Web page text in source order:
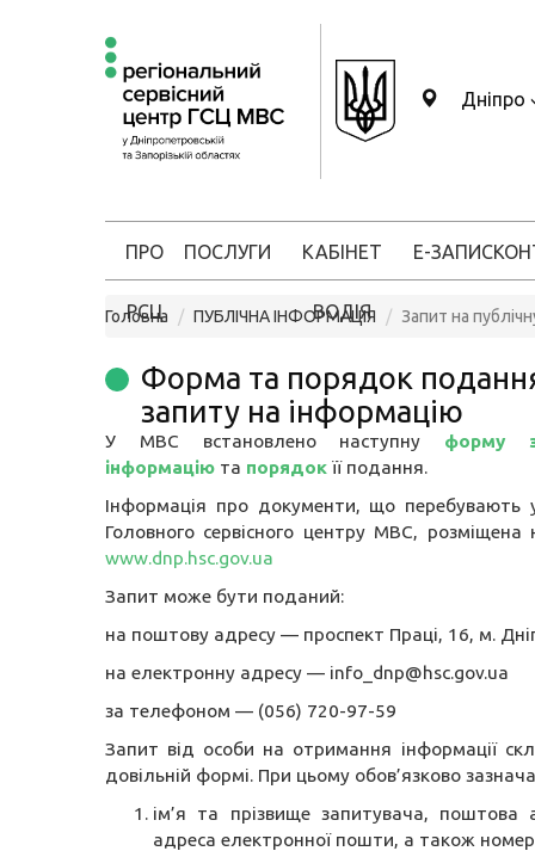
Дніпро
ПРО
РСЦ
ПОСЛУГИ КАБІНЕТ
ВОДІЯ
Е-ЗАПИС
Головна ПУБЛІЧНА ІНФОРМАЦІЯ Запит на
Форма та порядок
запиту на інформацію
У МВС встановлено наступну форму
інформацію та порядок її подання.
Інформація про документи, що перебувають
Головного сервісного центру МВС, розміщена
www.dnp.hsc.gov.ua
Запит може бути поданий:
на поштову адресу — проспект Праці, 16, м.
на електронну адресу — info_dnp@hsc.gov.ua
за телефоном — (056) 720-97-59
Запит від особи на отримання інформації
довільній формі. При цьому обов’язково
ім’я та прізвище запитувача, поштова
адреса електронної пошти, а також